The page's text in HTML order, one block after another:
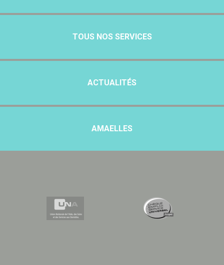
TOUS NOS SERVICES
ACTUALITÉS
AMAELLES